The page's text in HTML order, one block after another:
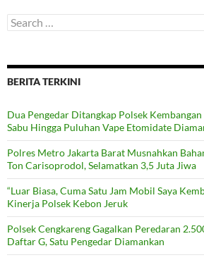
Search
for:
BERITA TERKINI
Dua Pengedar Ditangkap Polsek
Sabu Hingga Puluhan Vape Etomidate
Polres Metro Jakarta Barat Musnahkan
Ton Carisoprodol, Selamatkan 3,5 Juta Jiwa
“Luar Biasa, Cuma Satu Jam Mobil Saya
Kinerja Polsek Kebon Jeruk
Polsek Cengkareng Gagalkan Peredaran
Daftar G, Satu Pengedar Diamankan